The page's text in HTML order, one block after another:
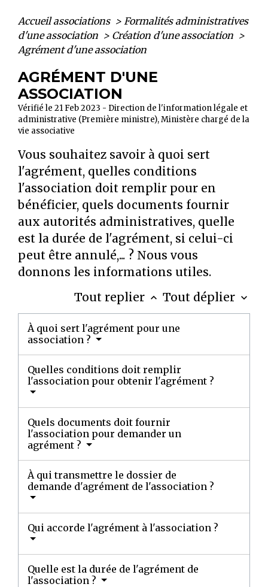
Accueil associations > Formalités administratives
d'une association > Création d'une association >
Agrément d'une association
AGRÉMENT D'UNE
ASSOCIATION
Vérifié le 21 Feb 2023 - Direction de l'information légale et
administrative (Première ministre), Ministère chargé de la
vie associative
Vous souhaitez savoir à quoi sert
l'agrément, quelles conditions
l'association doit remplir pour en
bénéficier, quels documents fournir
aux autorités administratives, quelle
est la durée de l'agrément, si celui-ci
peut être annulé,... ? Nous vous
donnons les informations utiles.
Tout replier keyboard_arrow_up Tout déplier keyboard_arrow_down
À quoi sert l'agrément pour une
association ?
Quelles conditions doit remplir
l'association pour obtenir l'agrément ?
Quels documents doit fournir
l'association pour demander un
agrément ?
À qui transmettre le dossier de
demande d'agrément de l'association ?
Qui accorde l'agrément à l'association ?
Quelle est la durée de l'agrément de
l'association ?